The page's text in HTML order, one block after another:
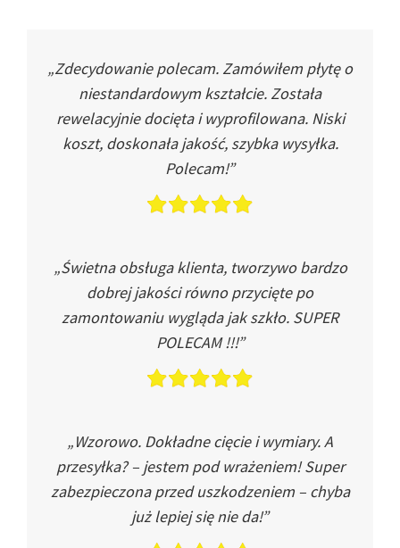
„Zdecydowanie polecam. Zamówiłem płytę o
niestandardowym kształcie. Została
rewelacyjnie docięta i wyprofilowana. Niski
koszt, doskonała jakość, szybka wysyłka.
Polecam!”
„Świetna obsługa klienta, tworzywo bardzo
dobrej jakości równo przycięte po
zamontowaniu wygląda jak szkło. SUPER
POLECAM !!!”
„Wzorowo. Dokładne cięcie i wymiary. A
przesyłka? – jestem pod wrażeniem! Super
zabezpieczona przed uszkodzeniem – chyba
już lepiej się nie da!”